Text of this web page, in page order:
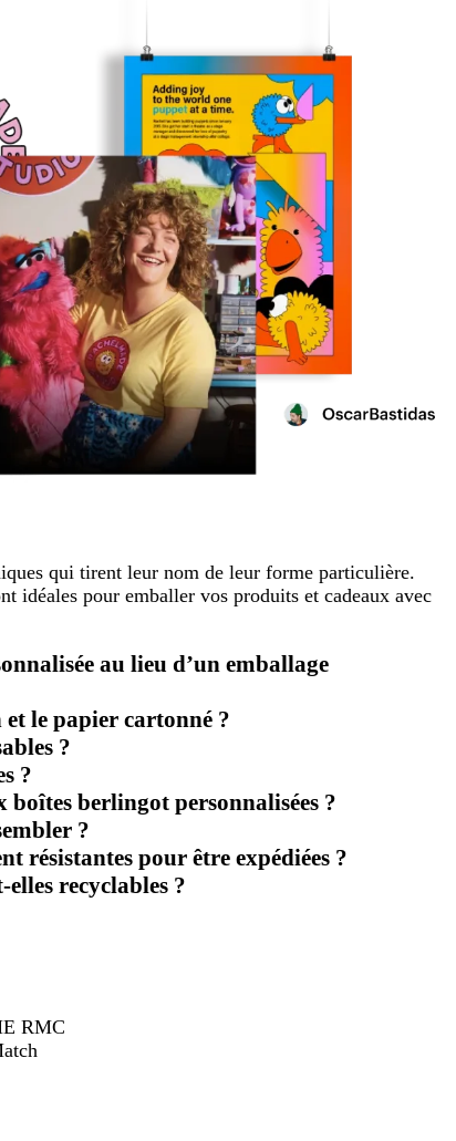
qui tirent leur nom de leur forme particulière.
idéales pour emballer vos produits et cadeaux avec
au lieu d’un emballage
et le papier cartonné ?
?
?
berlingot personnalisées ?
?
résistantes pour être expédiées ?
recyclables ?
RMC